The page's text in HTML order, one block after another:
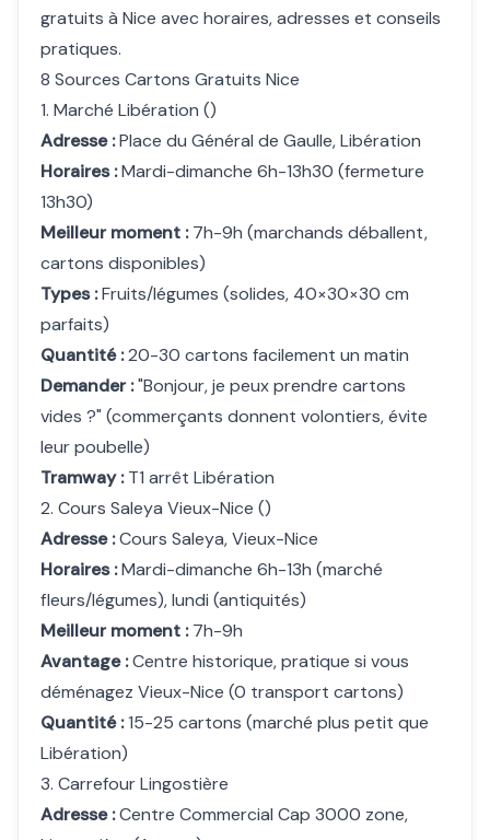
gratuits à Nice avec horaires, adresses et conseils
pratiques.
8 Sources Cartons Gratuits Nice
1. Marché Libération ()
Adresse :Place du Général de Gaulle, Libération
Horaires :Mardi-dimanche 6h-13h30 (fermeture
13h30)
Meilleur moment :7h-9h (marchands déballent,
cartons disponibles)
Types :Fruits/légumes (solides, 40×30×30 cm
parfaits)
Quantité :20-30 cartons facilement un matin
Demander :"Bonjour, je peux prendre cartons
vides ?" (commerçants donnent volontiers, évite
leur poubelle)
Tramway :T1 arrêt Libération
2. Cours Saleya Vieux-Nice ()
Adresse :Cours Saleya, Vieux-Nice
Horaires :Mardi-dimanche 6h-13h (marché
fleurs/légumes), lundi (antiquités)
Meilleur moment :7h-9h
Avantage :Centre historique, pratique si vous
déménagez Vieux-Nice (0 transport cartons)
Quantité :15-25 cartons (marché plus petit que
Libération)
3. Carrefour Lingostière
Adresse :Centre Commercial Cap 3000 zone,